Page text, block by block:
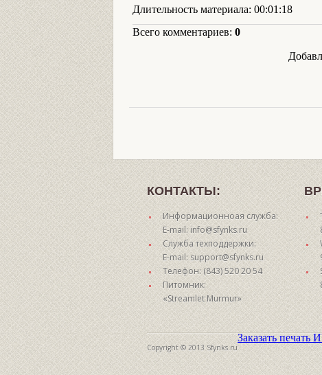
Длительность материала: 00:01:18
Всего комментариев: 0
КОНТАКТЫ:
Информационноая служба:
E-mail: info@sfynks.ru
Служба техподдержки:
E-mail: support@sfynks.ru
Телефон: (843) 520 20 54
Питомник:
«Streamlet Murmur»
Copyright © 2013 Sfynks.ru
Заказать печать